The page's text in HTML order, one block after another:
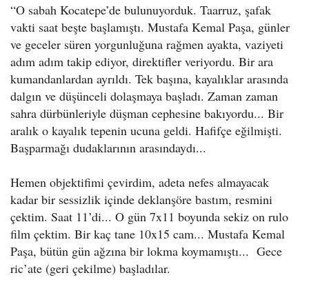
“O sabah Kocatepe’de bulunuyorduk. Taarruz, şafak
vakti saat beşte başlamıştı. Mustafa Kemal Paşa, günler
ve geceler süren yorgunluğuna rağmen ayakta, vaziyeti
adım adım takip ediyor, direktifler veriyordu. Bir ara
kumandanlardan ayrıldı. Tek başına, kayalıklar arasında
dalgın ve düşünceli dolaşmaya başladı. Zaman zaman
sahra dürbünleriyle düşman cephesine bakıyordu... Bir
aralık o kayalık tepenin ucuna geldi. Hafifçe eğilmişti.
Başparmağı dudaklarının arasındaydı...
Hemen objektifimi çevirdim, adeta nefes almayacak
kadar bir sessizlik içinde deklanşöre bastım, resmini
çektim. Saat 11’di... O gün 7x11 boyunda sekiz on rulo
film çektim. Bir kaç tane 10x15 cam... Mustafa Kemal
Paşa, bütün gün ağzına bir lokma koymamıştı... Gece
ric’ate (geri çekilme) başladılar.